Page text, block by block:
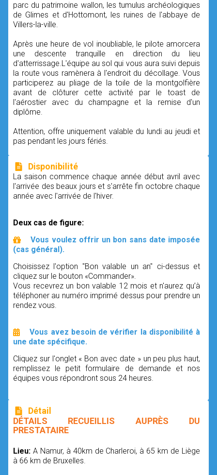
parc du patrimoine wallon, les tumulus archéologiques
de Glimes et d'Hottomont, les ruines de l'abbaye de
Villers-la-ville.
Après une heure de vol inoubliable, le pilote amorcera
une descente tranquille en direction du lieu
d'atterrissage.L'équipe au sol qui vous aura suivi depuis
la route vous ramènera à l'endroit du décollage. Vous
participerez au pliage de la toile de la montgolfière
avant de clôturer cette activité par le toast de
l'aérostier avec du champagne et la remise d'un
diplôme.
Attention, offre uniquement valable du lundi au jeudi et
pas pendant les jours fériés.
Disponibilité
La saison commence chaque année début avril avec
l'arrivée des beaux jours et s'arrête fin octobre chaque
année avec l'arrivée de l'hiver.
Deux cas de figure:
Vous voulez offrir un bon sans date imposée
(cas général).
Choisissez l'option "Bon valable un an" ci-dessus et
cliquez sur le bouton «Commander».
Vous recevrez un bon valable 12 mois et n'aurez qu’à
téléphoner au numéro imprimé dessus pour prendre un
rendez vous.
Vous avez besoin de vérifier la disponibilité à
une date spécifique.
Cliquez sur l'onglet « Bon avec date » un peu plus haut,
remplissez le petit formulaire de demande et nos
équipes vous répondront sous 24 heures.
Détail
DÉTAILS RECUEILLIS AUPRÈS DU
PRESTATAIRE
Lieu: A Namur, à 40km de Charleroi, à 65 km de Liège
à 66 km de Bruxelles.